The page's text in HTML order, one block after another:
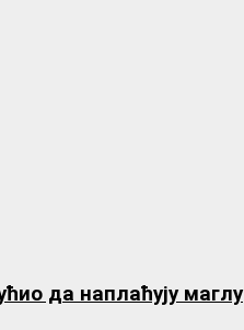
да наплаћују маглу